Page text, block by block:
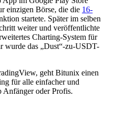
einzigen Börse, die die 16-
startete. Später im selben
weiter und veröffentlichte
Charting-System für
wurde das „Dust“-zu-USDT-
geht Bitunix einen
für alle einfacher und
Anfänger oder Profis.